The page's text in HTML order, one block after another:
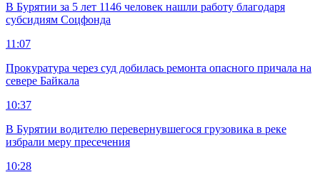
В Бурятии за 5 лет 1146 человек нашли работу благодаря
субсидиям Соцфонда
11:07
Прокуратура через суд добилась ремонта опасного причала на
севере Байкала
10:37
В Бурятии водителю перевернувшегося грузовика в реке
избрали меру пресечения
10:28